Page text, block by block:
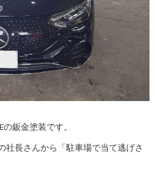
鈑金塗装です。
社長さんから「駐車場で当て逃げさ